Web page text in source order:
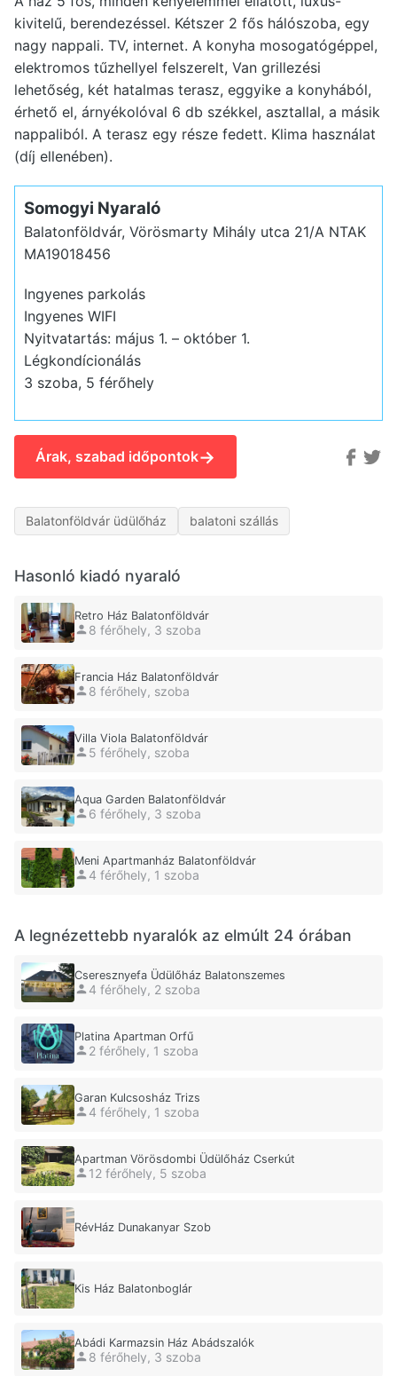
kivitelű, berendezéssel. Kétszer 2 fős hálószoba, egy
nagy nappali. TV, internet. A konyha mosogatógéppel,
elektromos tűzhellyel felszerelt, Van grillezési
lehetőség, két hatalmas terasz, eggyike a konyhából,
érhető el, árnyékolóval 6 db székkel, asztallal, a másik
nappaliból. A terasz egy része fedett. Klima használat
(díj ellenében).
Somogyi Nyaraló
Balatonföldvár, Vörösmarty Mihály utca 21/A NTAK
MA19018456
Ingyenes parkolás
Ingyenes WIFI
Nyitvatartás: május 1. – október 1.
Légkondícionálás
3 szoba, 5 férőhely
Árak, szabad időpontok→
Balatonföldvár üdülőház balatoni szállás
Hasonló kiadó nyaraló
Retro Ház Balatonföldvár
8 férőhely, 3 szoba
Francia Ház Balatonföldvár
8 férőhely, szoba
Villa Viola Balatonföldvár
5 férőhely, szoba
Aqua Garden Balatonföldvár
6 férőhely, 3 szoba
Meni Apartmanház Balatonföldvár
4 férőhely, 1 szoba
A legnézettebb nyaralók az elmúlt 24 órában
Cseresznyefa Üdülőház Balatonszemes
4 férőhely, 2 szoba
Platina Apartman Orfű
2 férőhely, 1 szoba
Garan Kulcsosház Trizs
4 férőhely, 1 szoba
Apartman Vörösdombi Üdülőház Cserkút
12 férőhely, 5 szoba
RévHáz Dunakanyar Szob
Kis Ház Balatonboglár
Abádi Karmazsin Ház Abádszalók
8 férőhely, 3 szoba